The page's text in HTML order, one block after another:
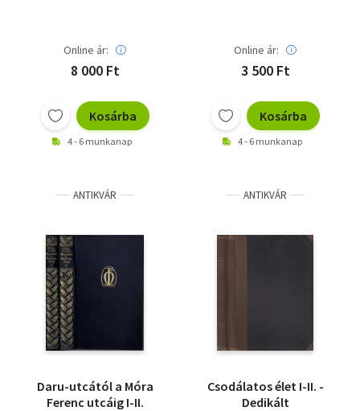
Online ár:
8 000 Ft
Kosárba
4 - 6 munkanap
Online ár:
3 500 Ft
Kosárba
4 - 6 munkanap
ANTIKVÁR
Daru-utcától a Móra
Ferenc utcáig I-II.
ANTIKVÁR
Csodálatos élet I-II. -
Dedikált